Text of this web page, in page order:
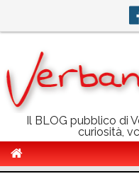
Il BLOG pubblico di
curiosità,